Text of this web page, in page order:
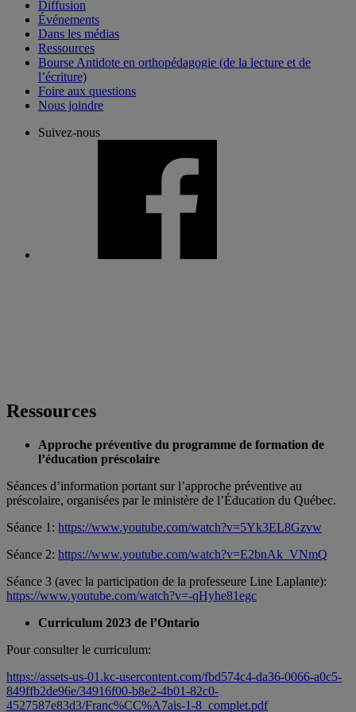
Diffusion
Événements
Dans les médias
Ressources
Bourse Antidote en orthopédagogie (de la lecture et de
l’écriture)
Foire aux questions
Nous joindre
Suivez-nous
Ressources
Approche préventive du programme de formation de
l’éducation préscolaire
Séances d’information portant sur l’approche préventive au
préscolaire, organisées par le ministère de l’Éducation du Québec.
Séance 1: https://www.youtube.com/watch?v=5Yk3EL8Gzvw
Séance 2: https://www.youtube.com/watch?v=E2bnAk_VNmQ
Séance 3 (avec la participation de la professeure Line Laplante):
https://www.youtube.com/watch?v=-qHyhe81egc
Curriculum 2023 de l’Ontario
Pour consulter le curriculum:
https://assets-us-01.kc-usercontent.com/fbd574c4-da36-0066-a0c5-
849ffb2de96e/34916f00-b8e2-4b01-82c0-
4527587e83d3/Franc%CC%A7ais-1-8_complet.pdf